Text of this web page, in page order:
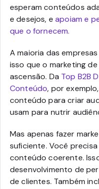
esperam conteúdos
e desejos, eapoiam e
que o fornecem.
A maioria das
isso que o marketing
ascensão. Da Top B2B
Conteúdo, por
conteúdo para criar
usam para nutrir
Mas apenas fazer
suficiente. Você
conteúdo coerente.
desenvolvimento de
de clientes. Também